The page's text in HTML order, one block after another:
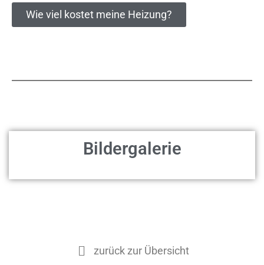
Wie viel kostet meine Heizung?
Bildergalerie
zurück zur Übersicht